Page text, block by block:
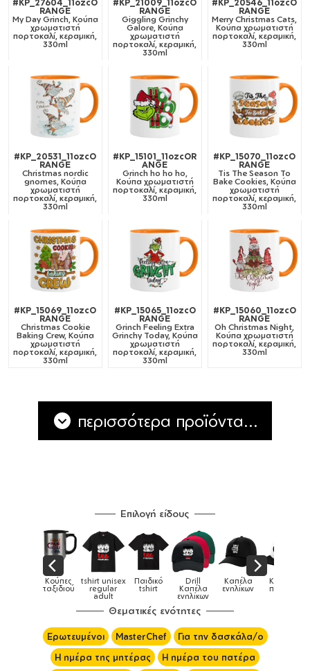
#KP_27604_11ozcO
RANGE
My Day Grinch, Κούπα
χρωματιστή
πορτοκαλί, κεραμική,
330ml
#KP_21009_11ozcO
RANGE
Giggling Grinchy
Galore, Κούπα
χρωματιστή
πορτοκαλί, κεραμική,
330ml
#KP_20546_11ozcO
RANGE
Merry Christmas Cats,
Κούπα χρωματιστή
πορτοκαλί, κεραμική,
330ml
#KP_20531_11ozcO
RANGE
Christmas nordic
gnomes, Κούπα
χρωματιστή
πορτοκαλί, κεραμική,
330ml
#KP_15101_11ozcOR
ANGE
Grinch ho ho ho,
Κούπα χρωματιστή
πορτοκαλί, κεραμική,
330ml
#KP_15070_11ozcO
RANGE
Tis The Season To
Bake Cookies, Κούπα
χρωματιστή
πορτοκαλί, κεραμική,
330ml
#KP_15069_11ozcO
RANGE
Christmas Cookie
Baking Crew, Κούπα
χρωματιστή
πορτοκαλί, κεραμική,
330ml
#KP_15065_11ozcO
RANGE
Grinch Feeling Extra
Grinchy Today, Κούπα
χρωματιστή
πορτοκαλί, κεραμική,
330ml
#KP_15060_11ozcO
RANGE
Oh Christmas Night,
Κούπα χρωματιστή
πορτοκαλί, κεραμική,
330ml
περισσότερα προϊόντα...
Επιλογή είδους
Κούπες
ταξιδιού
tshirt unisex
regular
adult
Παιδικό
tshirt
Drill
Καπέλα
ενηλίκων
Καπέλα
ενηλίκων
Καπέλα
παιδικά
Θεματικές ενότητες
Ερωτευμένοι MasterChef
Για την δασκάλα/ο
Η ημέρα της μητέρας
Η ημέρα του πατέρα